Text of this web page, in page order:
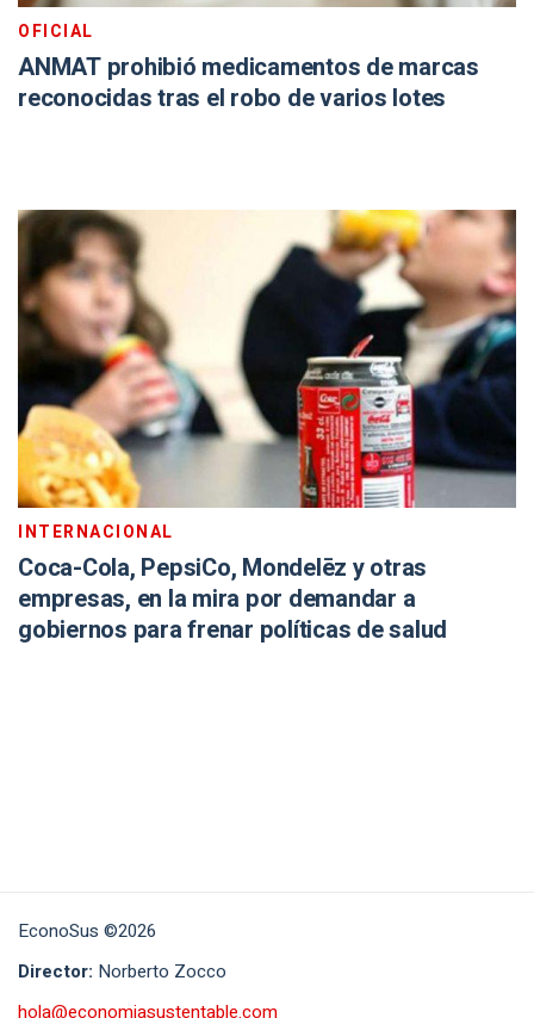
OFICIAL
ANMAT prohibió medicamentos de marcas
reconocidas tras el robo de varios lotes
INTERNACIONAL
Coca-Cola, PepsiCo, Mondelēz y otras
empresas, en la mira por demandar a
gobiernos para frenar políticas de salud
EconoSus ©2026
Director: Norberto Zocco
hola@economiasustentable.com